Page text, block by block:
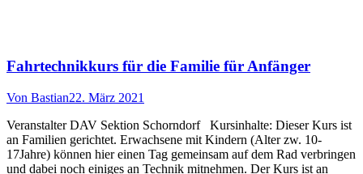
Fahrtechnikkurs für die Familie für Anfänger
Von Bastian22. März 2021
Veranstalter DAV Sektion Schorndorf Kursinhalte: Dieser Kurs ist
an Familien gerichtet. Erwachsene mit Kindern (Alter zw. 10-
17Jahre) können hier einen Tag gemeinsam auf dem Rad verbringen
und dabei noch einiges an Technik mitnehmen. Der Kurs ist an